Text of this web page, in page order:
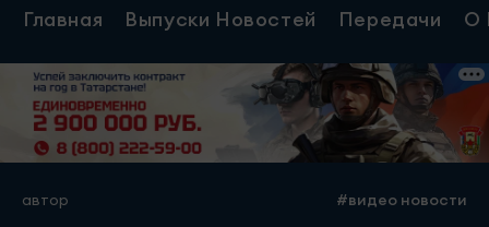
Главная Выпуски Новостей Передачи О
автор #видео новости